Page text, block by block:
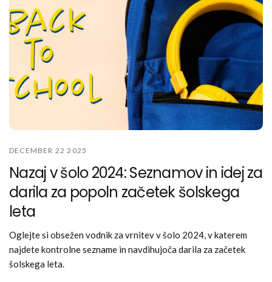
DECEMBER 22 2025
Nazaj v šolo 2024: Seznamov in idej za
darila za popoln začetek šolskega
leta
Oglejte si obsežen vodnik za vrnitev v šolo 2024, v katerem
najdete kontrolne sezname in navdihujoča darila za začetek
šolskega leta.